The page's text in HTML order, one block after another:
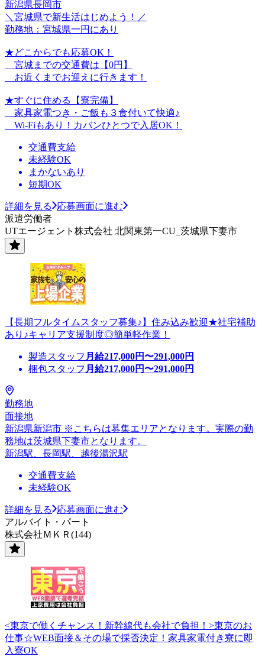
新潟県長岡市
＼宮城県で新生活はじめよう！／
勤務地：宮城県一円にあり
★どこからでも応募OK！
宮城までの交通費は【0円】
お近くまでお迎えに行きます！
★すぐに住める【寮完備】
家具家電つき・ご飯も３食付いて快適♪
Wi-Fiもあり！カバンひとつで入居OK！
交通費支給
未経験OK
まかないあり
短期OK
詳細を見る
応募画面に進む
派遣労働者
UTエージェント株式会社 北関東第一CU_茨城県下妻市
【長期フルタイムスタッフ募集♪】住み込み歓迎★社宅補助
あり♪キャリア支援制度◎簡単軽作業！
製造スタッフ 月給217,000円〜291,000円
梱包スタッフ 月給217,000円〜291,000円
勤務地
面接地
新潟県新潟市 ※こちらは募集エリアとなります。実際の勤
務地は茨城県下妻市となります。
新潟駅、長岡駅、越後湯沢駅
交通費支給
未経験OK
詳細を見る
応募画面に進む
アルバイト・パート
株式会社ＭＫＲ(144)
<東京で働くチャンス！新幹線代も会社で負担！>東京のお
仕事☆WEB面接＆その場で採否決定！家具家電付き寮に即
入寮OK